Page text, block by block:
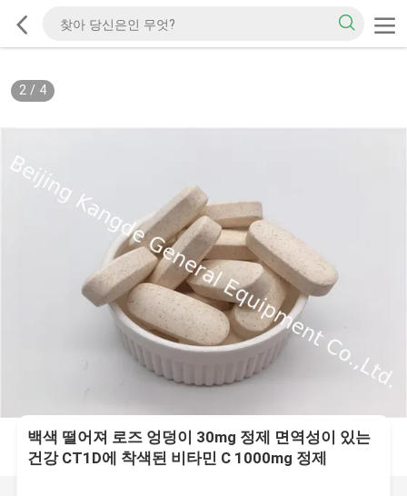
2/ 4
백색 떨어져 로즈 엉덩이 30mg 정제 면역성이 있는
건강 CT1D에 착색된 비타민 C 1000mg 정제